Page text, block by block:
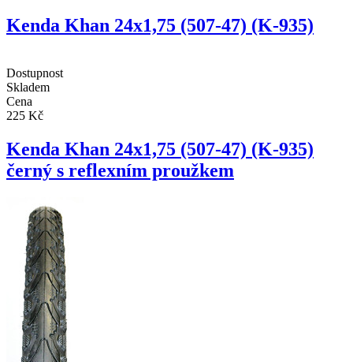
Kenda Khan 24x1,75 (507-47) (K-935)
Dostupnost
Skladem
Cena
225 Kč
Kenda Khan 24x1,75 (507-47) (K-935)
černý s reflexním proužkem